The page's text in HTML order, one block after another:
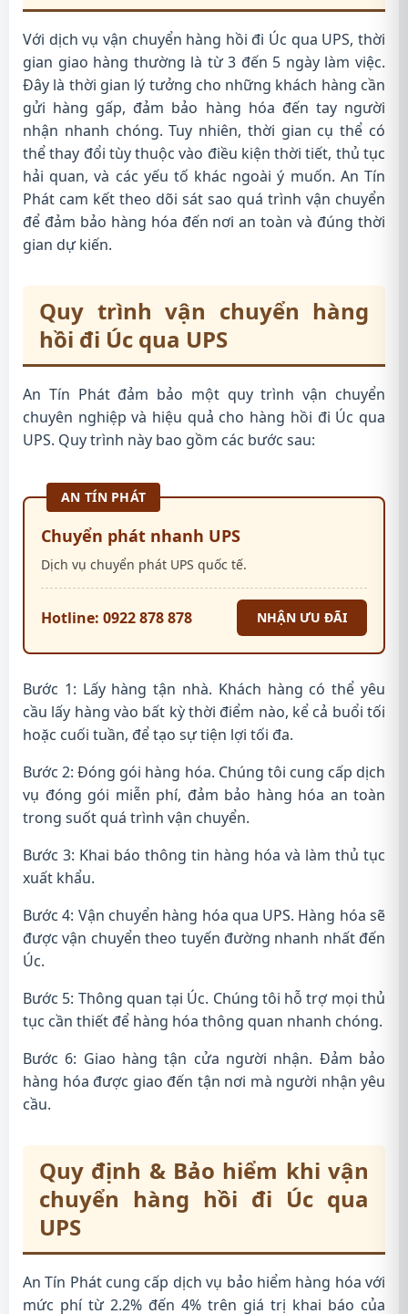
Với dịch vụ vận chuyển hàng hồi đi Úc qua UPS, thời
gian giao hàng thường là từ 3 đến 5 ngày làm việc.
Đây là thời gian lý tưởng cho những khách hàng cần
gửi hàng gấp, đảm bảo hàng hóa đến tay người
nhận nhanh chóng. Tuy nhiên, thời gian cụ thể có
thể thay đổi tùy thuộc vào điều kiện thời tiết, thủ tục
hải quan, và các yếu tố khác ngoài ý muốn. An Tín
Phát cam kết theo dõi sát sao quá trình vận chuyển
để đảm bảo hàng hóa đến nơi an toàn và đúng thời
gian dự kiến.
Quy trình vận chuyển hàng
hồi đi Úc qua UPS
An Tín Phát đảm bảo một quy trình vận chuyển
chuyên nghiệp và hiệu quả cho hàng hồi đi Úc qua
UPS. Quy trình này bao gồm các bước sau:
AN TÍN PHÁT
Chuyển phát nhanh UPS
Dịch vụ chuyển phát UPS quốc tế.
Hotline: 0922 878 878 NHẬN ƯU ĐÃI
Bước 1: Lấy hàng tận nhà. Khách hàng có thể yêu
cầu lấy hàng vào bất kỳ thời điểm nào, kể cả buổi tối
hoặc cuối tuần, để tạo sự tiện lợi tối đa.
Bước 2: Đóng gói hàng hóa. Chúng tôi cung cấp dịch
vụ đóng gói miễn phí, đảm bảo hàng hóa an toàn
trong suốt quá trình vận chuyển.
Bước 3: Khai báo thông tin hàng hóa và làm thủ tục
xuất khẩu.
Bước 4: Vận chuyển hàng hóa qua UPS. Hàng hóa sẽ
được vận chuyển theo tuyến đường nhanh nhất đến
Úc.
Bước 5: Thông quan tại Úc. Chúng tôi hỗ trợ mọi thủ
tục cần thiết để hàng hóa thông quan nhanh chóng.
Bước 6: Giao hàng tận cửa người nhận. Đảm bảo
hàng hóa được giao đến tận nơi mà người nhận yêu
cầu.
Quy định & Bảo hiểm khi vận
chuyển hàng hồi đi Úc qua
UPS
An Tín Phát cung cấp dịch vụ bảo hiểm hàng hóa với
mức phí từ 2.2% đến 4% trên giá trị khai báo của